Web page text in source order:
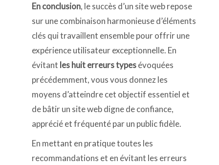
En conclusion, le succès d’un site web repose
sur une combinaison harmonieuse d’éléments
clés qui travaillent ensemble pour offrir une
expérience utilisateur exceptionnelle. En
évitant les huit erreurs typesévoquées
précédemment, vous vous donnez les
moyens d’atteindre cet objectif essentiel et
de bâtir un site web digne de confiance,
apprécié et fréquenté par un public fidèle.
En mettant en pratique toutes les
recommandations et en évitant les erreurs